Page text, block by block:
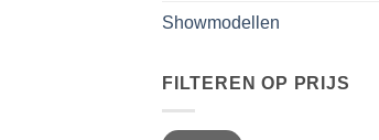
Showmodellen
FILTEREN OP PRIJS
Min.
Max.